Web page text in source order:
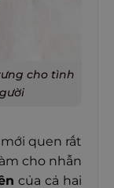
cho tình
quen rất
cho nhẫn
của cả hai